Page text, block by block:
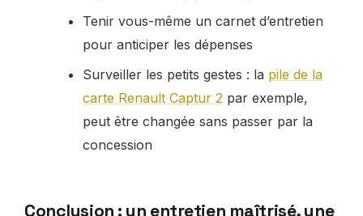
Tenir vous-même un carnet d’entretien
pour anticiper les dépenses
Surveiller les petits gestes : la pile de la
carte Renault Captur 2 par exemple,
peut être changée sans passer par la
concession
Conclusion : un entretien maîtrisé, une